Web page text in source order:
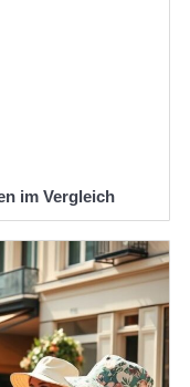
im Vergleich